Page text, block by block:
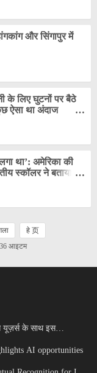
और सिंगापुर में
के लिए घुटनों पर बैठे
ऐसा था अंदाज
था’: अमेरिका की
स्कॉलर ने बताया
हे 页
आइटम
यूज़र्स के साथ इस
AI opportunities